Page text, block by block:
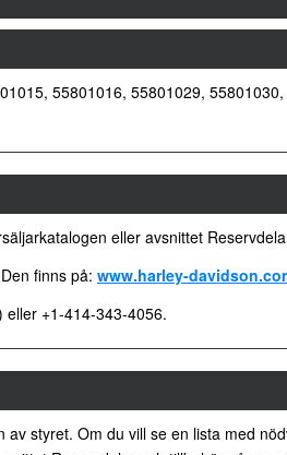
55801016, 55801029,
eller avsnittet
finns på: www.harley-
eller +1-414-343-4056.
styret. Om du vill se en lista med